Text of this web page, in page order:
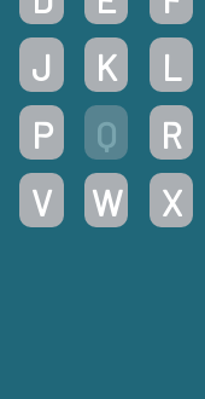
J K
L
P Q
R
V W
X